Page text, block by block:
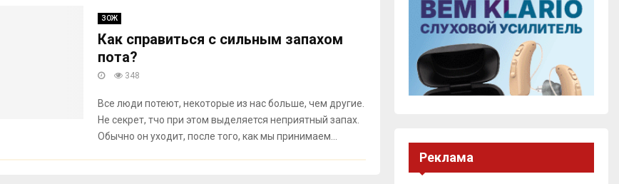
ЗОЖ
Как справиться с сильным запахом
пота?
348
Все люди потеют, некоторые из нас больше, чем другие.
Не секрет, тчо при этом выделяется неприятный запах.
Обычно он уходит, после того, как мы принимаем...
Реклама